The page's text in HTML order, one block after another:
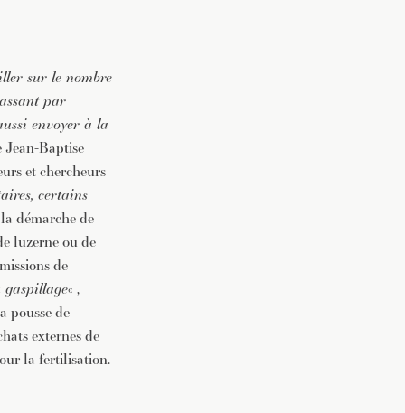
sur le nombre
par
envoyer à la
Jean-Baptise
et chercheurs
certains
démarche de
luzerne ou de
de
« ,
pousse de
externes de
la fertilisation.